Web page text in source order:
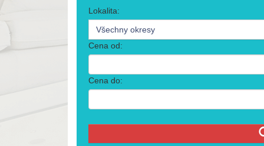
Lokalita:
Všechny okresy
Cena od:
Cena do: